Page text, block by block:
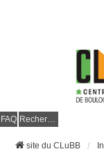
FAQ Rechercher
site du CLuBB